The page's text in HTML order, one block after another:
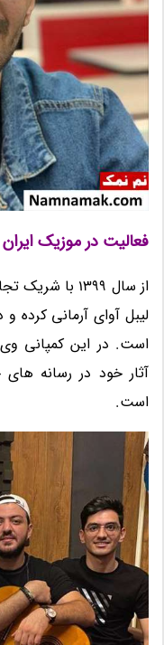
فعالیت در موزیک ایران
از سال 1399
لیبل آوای آرمانی کرده
است. در این کمپانی
آثار خود در رسانه
است.